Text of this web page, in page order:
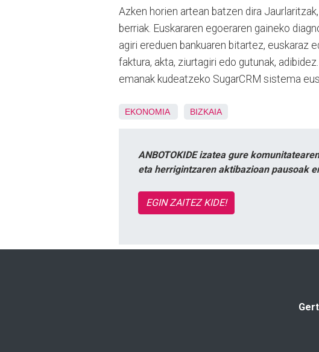
Azken horien artean batzen dira
berriak. Euskararen egoeraren gaineko
agiri ereduen bankuaren bitartez, euskaraz
faktura, akta, ziurtagiri edo gutunak,
emanak kudeatzeko SugarCRM sistema
EKONOMIA BIZKAIA
ANBOTOKIDE izatea gure
eta herrigintzaren aktibazioan pausoak
EGIN ZAITEZ KIDE!